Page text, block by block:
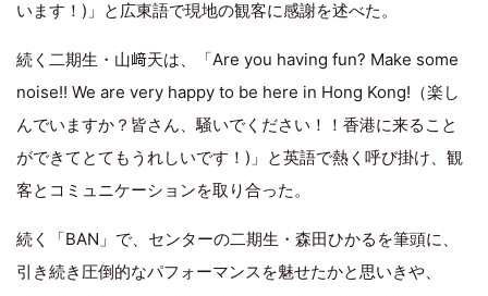
います！)」と広東語で現地の観客に感謝を述べた。
続く二期生・山﨑天は、「Are you having fun? Make some
noise!! We are very happy to be here in Hong Kong!（楽し
んでいますか？皆さん、騒いでください！！香港に来ること
ができてとてもうれしいです！)」と英語で熱く呼び掛け、観
客とコミュニケーションを取り合った。
続く「BAN」で、センターの二期生・森田ひかるを筆頭に、
引き続き圧倒的なパフォーマンスを魅せたかと思いきや、